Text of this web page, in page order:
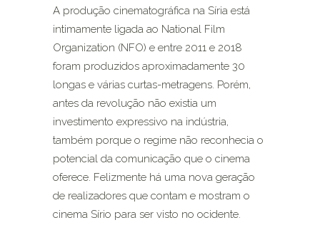
A produção cinematográfica na Síria está
intimamente ligada ao National Film
Organization (NFO) e entre 2011 e 2018
foram produzidos aproximadamente 30
longas e várias curtas-metragens. Porém,
antes da revolução não existia um
investimento expressivo na indústria,
também porque o regime não reconhecia o
potencial da comunicação que o cinema
oferece. Felizmente há uma nova geração
de realizadores que contam e mostram o
cinema Sírio para ser visto no ocidente.